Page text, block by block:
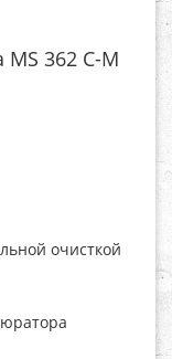
362 C-M
очисткой